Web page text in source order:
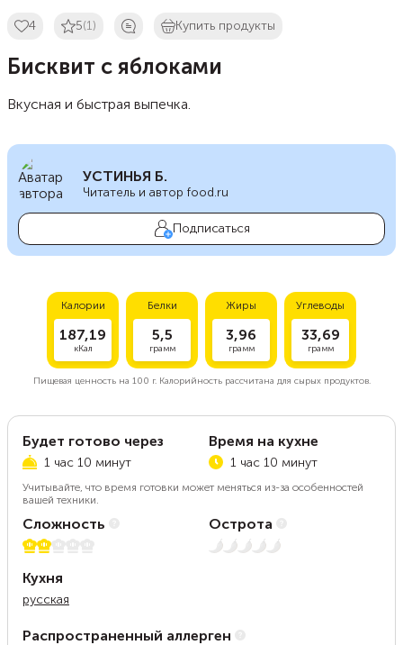
4 5(1) Купить продукты
Бисквит с яблоками
Вкусная и быстрая выпечка.
УСТИНЬЯ Б.
Читатель и автор food.ru
Подписаться
Калории
187,19
кКал
Белки
5,5
грамм
Жиры
3,96
грамм
Углеводы
33,69
грамм
Пищевая ценность на 100 г.Калорийность рассчитана для сырых продуктов.
Будет готово через
1 час 10 минут
Время на кухне
1 час 10 минут
Учитывайте, что время готовки может меняться из-за особенностей
вашей техники.
Сложность
2 из 5
Острота
Нет остроты
Кухня
русская
Распространенный аллерген